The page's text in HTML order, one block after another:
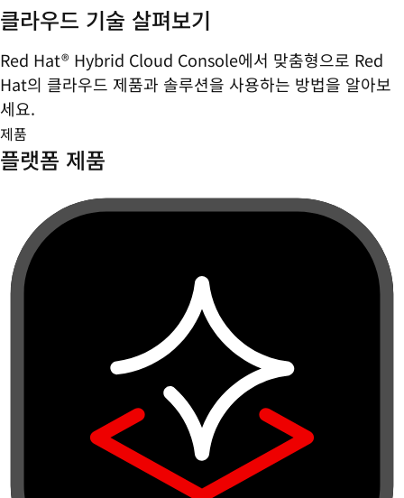
클라우드 기술 살펴보기
Red Hat® Hybrid Cloud Console에서 맞춤형으로 Red
Hat의 클라우드 제품과 솔루션을 사용하는 방법을 알아보
세요.
제품
플랫폼 제품